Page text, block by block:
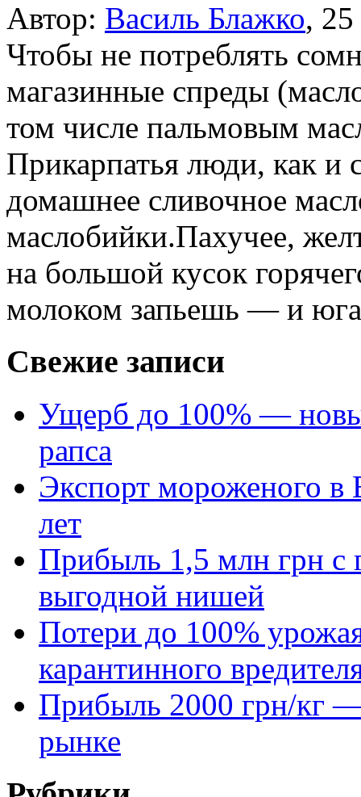
Автор: Василь Блажко,
Чтобы не потреблять
магазинные спреды
том числе пальмовым
Прикарпатья люди, как и
домашнее сливочное
маслобийки.Пахучее,
на большой кусок
молоком запьешь — и
Свежие записи
Ущерб до 100% —
рапса
Экспорт мороженого в
лет
Прибыль 1,5 млн грн с
выгодной нишей
Потери до 100%
карантинного
Прибыль 2000 грн/кг —
рынке